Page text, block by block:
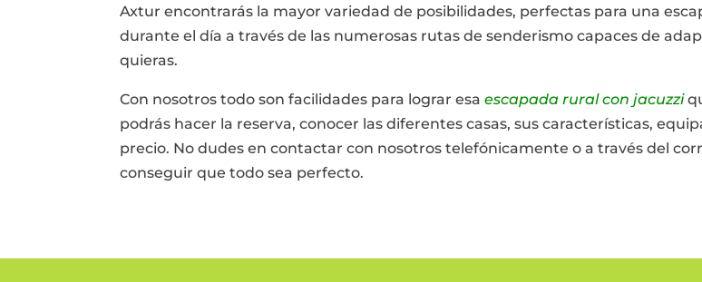
Axtur encontrarás la mayor variedad de posibilidades, perfectas para una
durante el día a través de las numerosas rutas de senderismo capaces de
quieras.
Con nosotros todo son facilidades para lograr esa escapada rural con jacuzzi
podrás hacer la reserva, conocer las diferentes casas, sus características,
precio. No dudes en contactar con nosotros telefónicamente o a través del
conseguir que todo sea perfecto.